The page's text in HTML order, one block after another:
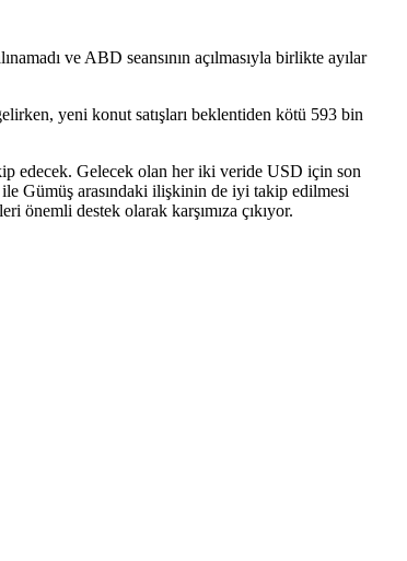
ve ABD seansının açılmasıyla birlikte ayılar
yeni konut satışları beklentiden kötü 593 bin
edecek. Gelecek olan her iki veride USD için son
Gümüş arasındaki ilişkinin de iyi takip edilmesi
destek olarak karşımıza çıkıyor.